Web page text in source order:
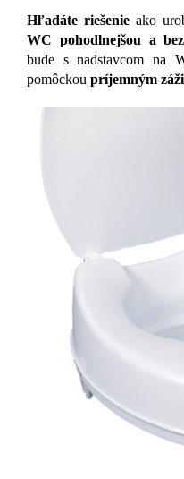
Hľadáte riešenieako
WC pohodlnejšou a
bude s nadstavcom na
pomôckou príjemným